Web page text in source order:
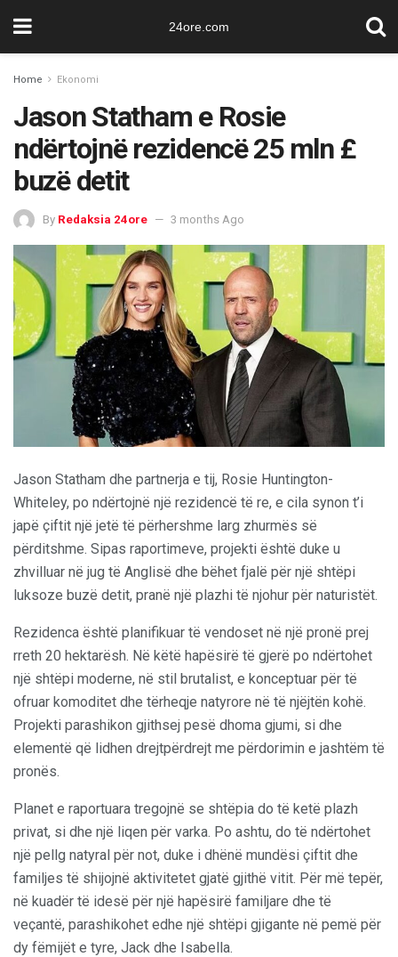
24ore.com
Home Ekonomi
Jason Statham e Rosie
ndërtojnë rezidencë 25 mln £
buzë detit
By Redaksia 24ore 3 months Ago
Jason Statham dhe partnerja e tij, Rosie Huntington-
Whiteley, po ndërtojnë një rezidencë të re, e cila synon t’i
japë çiftit një jetë të përhershme larg zhurmës së
përditshme. Sipas raportimeve, projekti është duke u
zhvilluar në jug të Anglisë dhe bëhet fjalë për një shtëpi
luksoze buzë detit, pranë një plazhi të njohur për naturistët.
Rezidenca është planifikuar të vendoset në një pronë prej
rreth 20 hektarësh. Në këtë hapësirë të gjerë po ndërtohet
një shtëpi moderne, në stil brutalist, e konceptuar për të
ofruar komoditet dhe tërheqje natyrore në të njëjtën kohë.
Projekti parashikon gjithsej pesë dhoma gjumi, si dhe
elementë që lidhen drejtpërdrejt me përdorimin e jashtëm të
pronës.
Planet e raportuara tregojnë se shtëpia do të ketë plazh
privat, si dhe një liqen për varka. Po ashtu, do të ndërtohet
një pellg natyral për not, duke i dhënë mundësi çiftit dhe
familjes të shijojnë aktivitetet gjatë gjithë vitit. Për më tepër,
në kuadër të idesë për një hapësirë familjare dhe të
veçantë, parashikohet edhe një shtëpi gjigante në pemë për
dy fëmijët e tyre, Jack dhe Isabella.